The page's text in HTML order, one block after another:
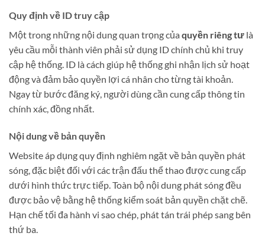
Quy định về ID truy cập
Một trong những nội dung quan trọng của quyền riêng tư là
yêu cầu mỗi thành viên phải sử dụng ID chính chủ khi truy
cập hệ thống. ID là cách giúp hệ thống ghi nhận lịch sử hoạt
động và đảm bảo quyền lợi cá nhân cho từng tài khoản.
Ngay từ bước đăng ký, người dùng cần cung cấp thông tin
chính xác, đồng nhất.
Nội dung về bản quyền
Website áp dụng quy định nghiêm ngặt về bản quyền phát
sóng, đặc biệt đối với các trận đấu thể thao được cung cấp
dưới hình thức trực tiếp. Toàn bộ nội dung phát sóng đều
được bảo vệ bằng hệ thống kiểm soát bản quyền chặt chẽ.
Hạn chế tối đa hành vi sao chép, phát tán trái phép sang bên
thứ ba.